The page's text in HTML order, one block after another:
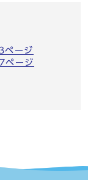
ページ
ページ